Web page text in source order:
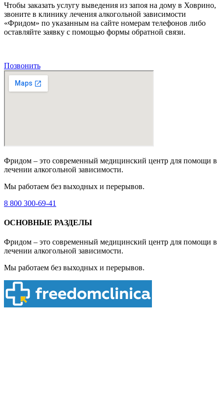
Чтобы заказать услугу выведения из запоя на дому в Ховрино,
звоните в клинику лечения алкогольной зависимости
«Фридом» по указанным на сайте номерам телефонов либо
оставляйте заявку с помощью формы обратной связи.
Позвонить
Фридом – это современный медицинский центр для помощи в
лечении алкогольной зависимости.
Мы работаем без выходных и перерывов.
8 800 300-69-41
ОСНОВНЫЕ РАЗДЕЛЫ
Фридом – это современный медицинский центр для помощи в
лечении алкогольной зависимости.
Мы работаем без выходных и перерывов.